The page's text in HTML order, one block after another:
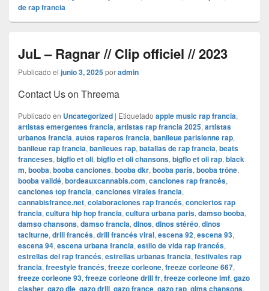
de rap francia
JuL – Ragnar // Clip officiel // 2023
Publicado el junio 3, 2025poradmin
Contact Us on Threema
Publicado en Uncategorized | Etiquetado apple music rap francia,
artistas emergentes francia, artistas rap francia 2025, artistas
urbanos francia, autos raperos francia, banlieue parisienne rap,
banlieue rap francia, banlieues rap, batallas de rap francia, beats
franceses, bigflo et oli, bigflo et oli chansons, bigflo et oli rap, black
m, booba, booba canciones, booba dkr, booba parís, booba trône,
booba validé, bordeauxcannabis.com, canciones rap francés,
canciones top francia, canciones virales francia,
cannabisfrance.net, colaboraciones rap francés, conciertos rap
francia, cultura hip hop francia, cultura urbana paris, damso booba,
damso chansons, damso francia, dinos, dinos stéréo, dinos
taciturne, drill francés, drill francés viral, escena 92, escena 93,
escena 94, escena urbana francia, estilo de vida rap francés,
estrellas del rap francés, estrellas urbanas francia, festivales rap
francia, freestyle francés, freeze corleone, freeze corleone 667,
freeze corleone 93, freeze corleone drill fr, freeze corleone lmf, gazo
clasher, gazo die, gazo drill, gazo france, gazo rap, gims chansons,